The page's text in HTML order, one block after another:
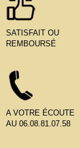
SATISFAIT OU
REMBOURSÉ
A VOTRE ÉCOUTE
AU 06.08.81.07.58